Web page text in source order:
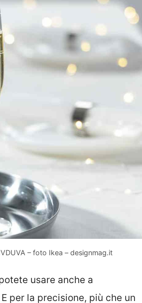
– foto Ikea – designmag.it
usare anche a
per la precisione, più che un